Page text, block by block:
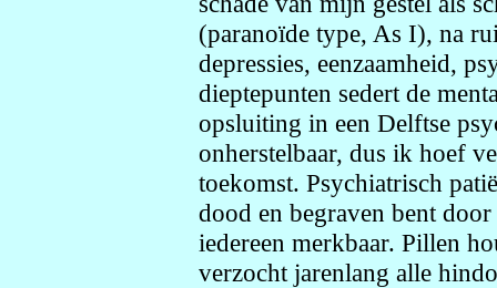
(paranoïde type, As I), na
depressies, eenzaamheid,
dieptepunten sedert de
opsluiting in een Delftse
onherstelbaar, dus ik hoef
toekomst. Psychiatrisch
dood en begraven bent
iedereen merkbaar. Pillen
verzocht jarenlang alle